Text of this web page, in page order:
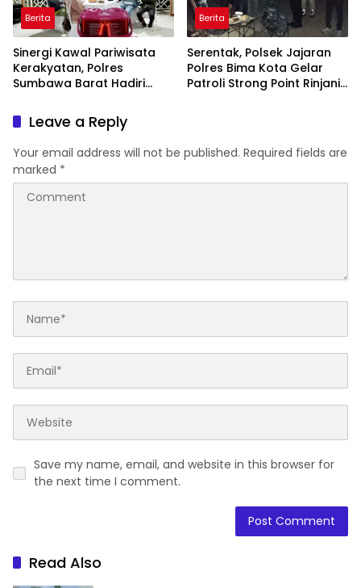
Berita
Sinergi Kawal Pariwisata
Kerakyatan, Polres
Sumbawa Barat Hadiri
Sharing Pengelolaan
Pariwisata Bendungan Tiu
Suntuk”
Berita
Serentak, Polsek Jajaran
Polres Bima Kota Gelar
Patroli Strong Point Rinjani
Leave a Reply
Your email address will not be published. Required fields are
marked *
Save my name, email, and website in this browser for
the next time I comment.
Read Also